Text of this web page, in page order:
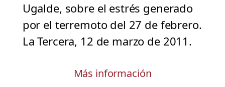
Ugalde, sobre el estrés generado
por el terremoto del 27 de febrero.
La Tercera, 12 de marzo de 2011.
Más información